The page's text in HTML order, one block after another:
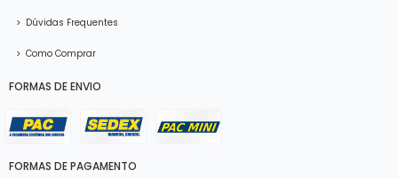
> Dúvidas Frequentes
> Como Comprar
FORMAS DE ENVIO
FORMAS DE PAGAMENTO